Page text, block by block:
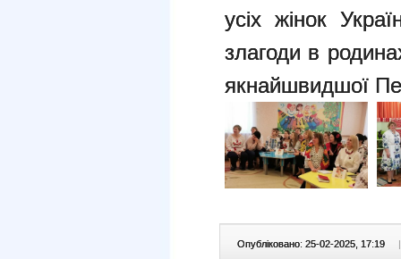
усіх жінок
злагоди в
якнайшвидшої
Опубліковано: 25-02-2025, 17:19 |